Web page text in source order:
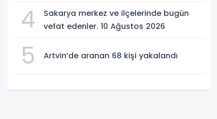
4
Sakarya merkez ve ilçelerinde bugün
vefat edenler. 10 Ağustos 2026
5 Artvin’de aranan 68 kişi yakalandı